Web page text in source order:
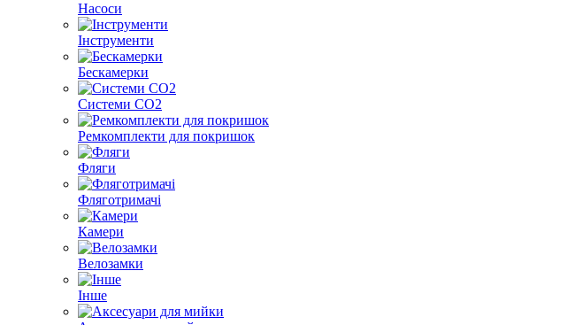
Насоси
Інструменти
Бескамерки
Системи CO2
Ремкомплекти для покришок
Фляги
Фляготримачі
Камери
Велозамки
Інше